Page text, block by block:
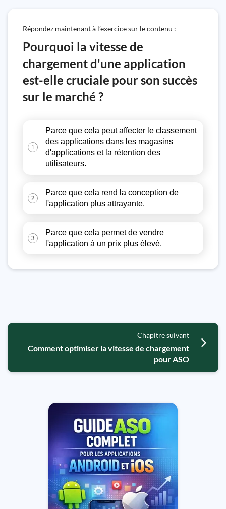
Répondez maintenant à l’exercice sur le contenu :
Pourquoi la vitesse de
chargement d'une application
est-elle cruciale pour son succès
sur le marché ?
1
Parce que cela peut affecter le classement
des applications dans les magasins
d'applications et la rétention des
utilisateurs.
2
Parce que cela rend la conception de
l'application plus attrayante.
3
Parce que cela permet de vendre
l'application à un prix plus élevé.
Chapitre suivant
Comment optimiser la vitesse de chargement
pour ASO